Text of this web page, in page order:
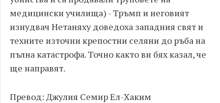
медицински училища) - Тръмп и неговият
изнудвач Нетаняху доведоха западния свят и
техните източни крепостни селяни до ръба на
пълна катастрофа. Точно както ви бях казал, че
ще направят.
Превод: Джулия Семир Ел-Хаким